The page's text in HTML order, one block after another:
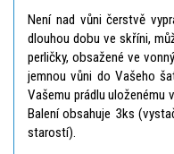
Není nad vůni čerstvě
dlouhou dobu ve skříni,
perličky, obsažené ve
jemnou vůni do Vašeho
Vašemu prádlu uloženému
Balení obsahuje 3ks
starostí).